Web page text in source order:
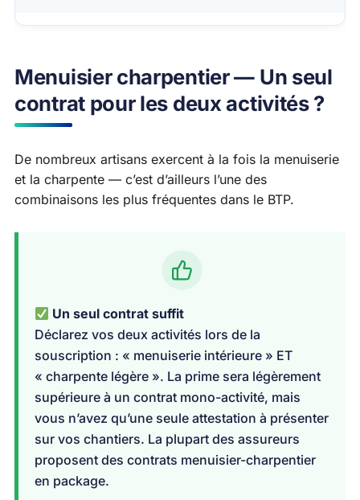
Menuisier charpentier — Un seul
contrat pour les deux activités ?
De nombreux artisans exercent à la fois la menuiserie
et la charpente — c’est d’ailleurs l’une des
combinaisons les plus fréquentes dans le BTP.
Un seul contrat suffit
Déclarez vos deux activités lors de la
souscription : « menuiserie intérieure » ET
« charpente légère ». La prime sera légèrement
supérieure à un contrat mono-activité, mais
vous n’avez qu’une seule attestation à présenter
sur vos chantiers. La plupart des assureurs
proposent des contrats menuisier-charpentier
en package.